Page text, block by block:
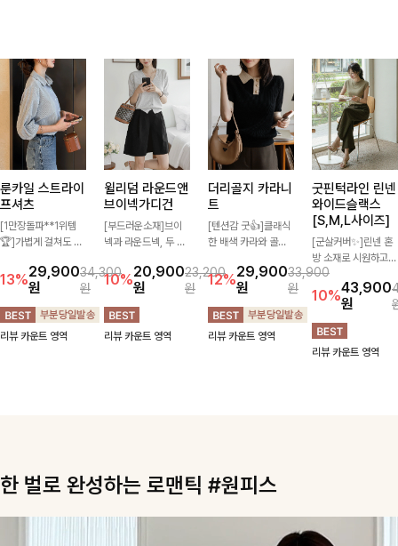
룬카일 스트라이
프셔츠
[1만장돌파**1위템
🏆]가볍게 걸쳐도 살
감, 여름에 딱 맞는 코
튼 셔츠❤️ 여유 있는
핏과 스트라이프 패
턴, 자연스러운 실루
엣으로 데일리 코디에
13%29,900
원
34,300
원
리뷰 카운트 영역
윌리덤 라운드앤
브이넥가디건
[부드러운소재]브이
넥과 라운드넥, 두 가
맞게 선택할 수 있는
활용도 높은 가디건
🤍 부드러운 착용감
과 베이직한 디자인으
로 단독은 물론 가볍
10%20,900
원
23,200
원
리뷰 카운트 영역
더리골지 카라니
트
[텐션감 굿👍]클래식
한 배색 카라와 골드
포인트를 더해주는 니
트입니다. 세로 골지
짜임이 슬림한 실루엣
을 연출해 단정하면서
도 여성스러운 무드를
12%29,900
원
33,900
원
리뷰 카운트 영역
굿핀턱라인 린넨
와이드슬랙스
[S,M,L사이즈]
[군살커버✨]린넨 혼
방 소재로 시원하고
쾌적하게 즐기기 좋은
와이드 슬랙스입니다.
핀턱 디테일과 여유로
운 와이드 핏이 더해
져 길고 멋스러운 실
루엣을 완성해드려
10%43,900
원
리뷰 카운트 영역
한 벌로 완성하는 로맨틱 #원피스